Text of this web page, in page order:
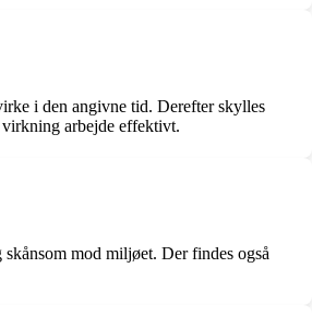
i den angivne tid. Derefter skylles
arbejde effektivt.
mod miljøet. Der findes også